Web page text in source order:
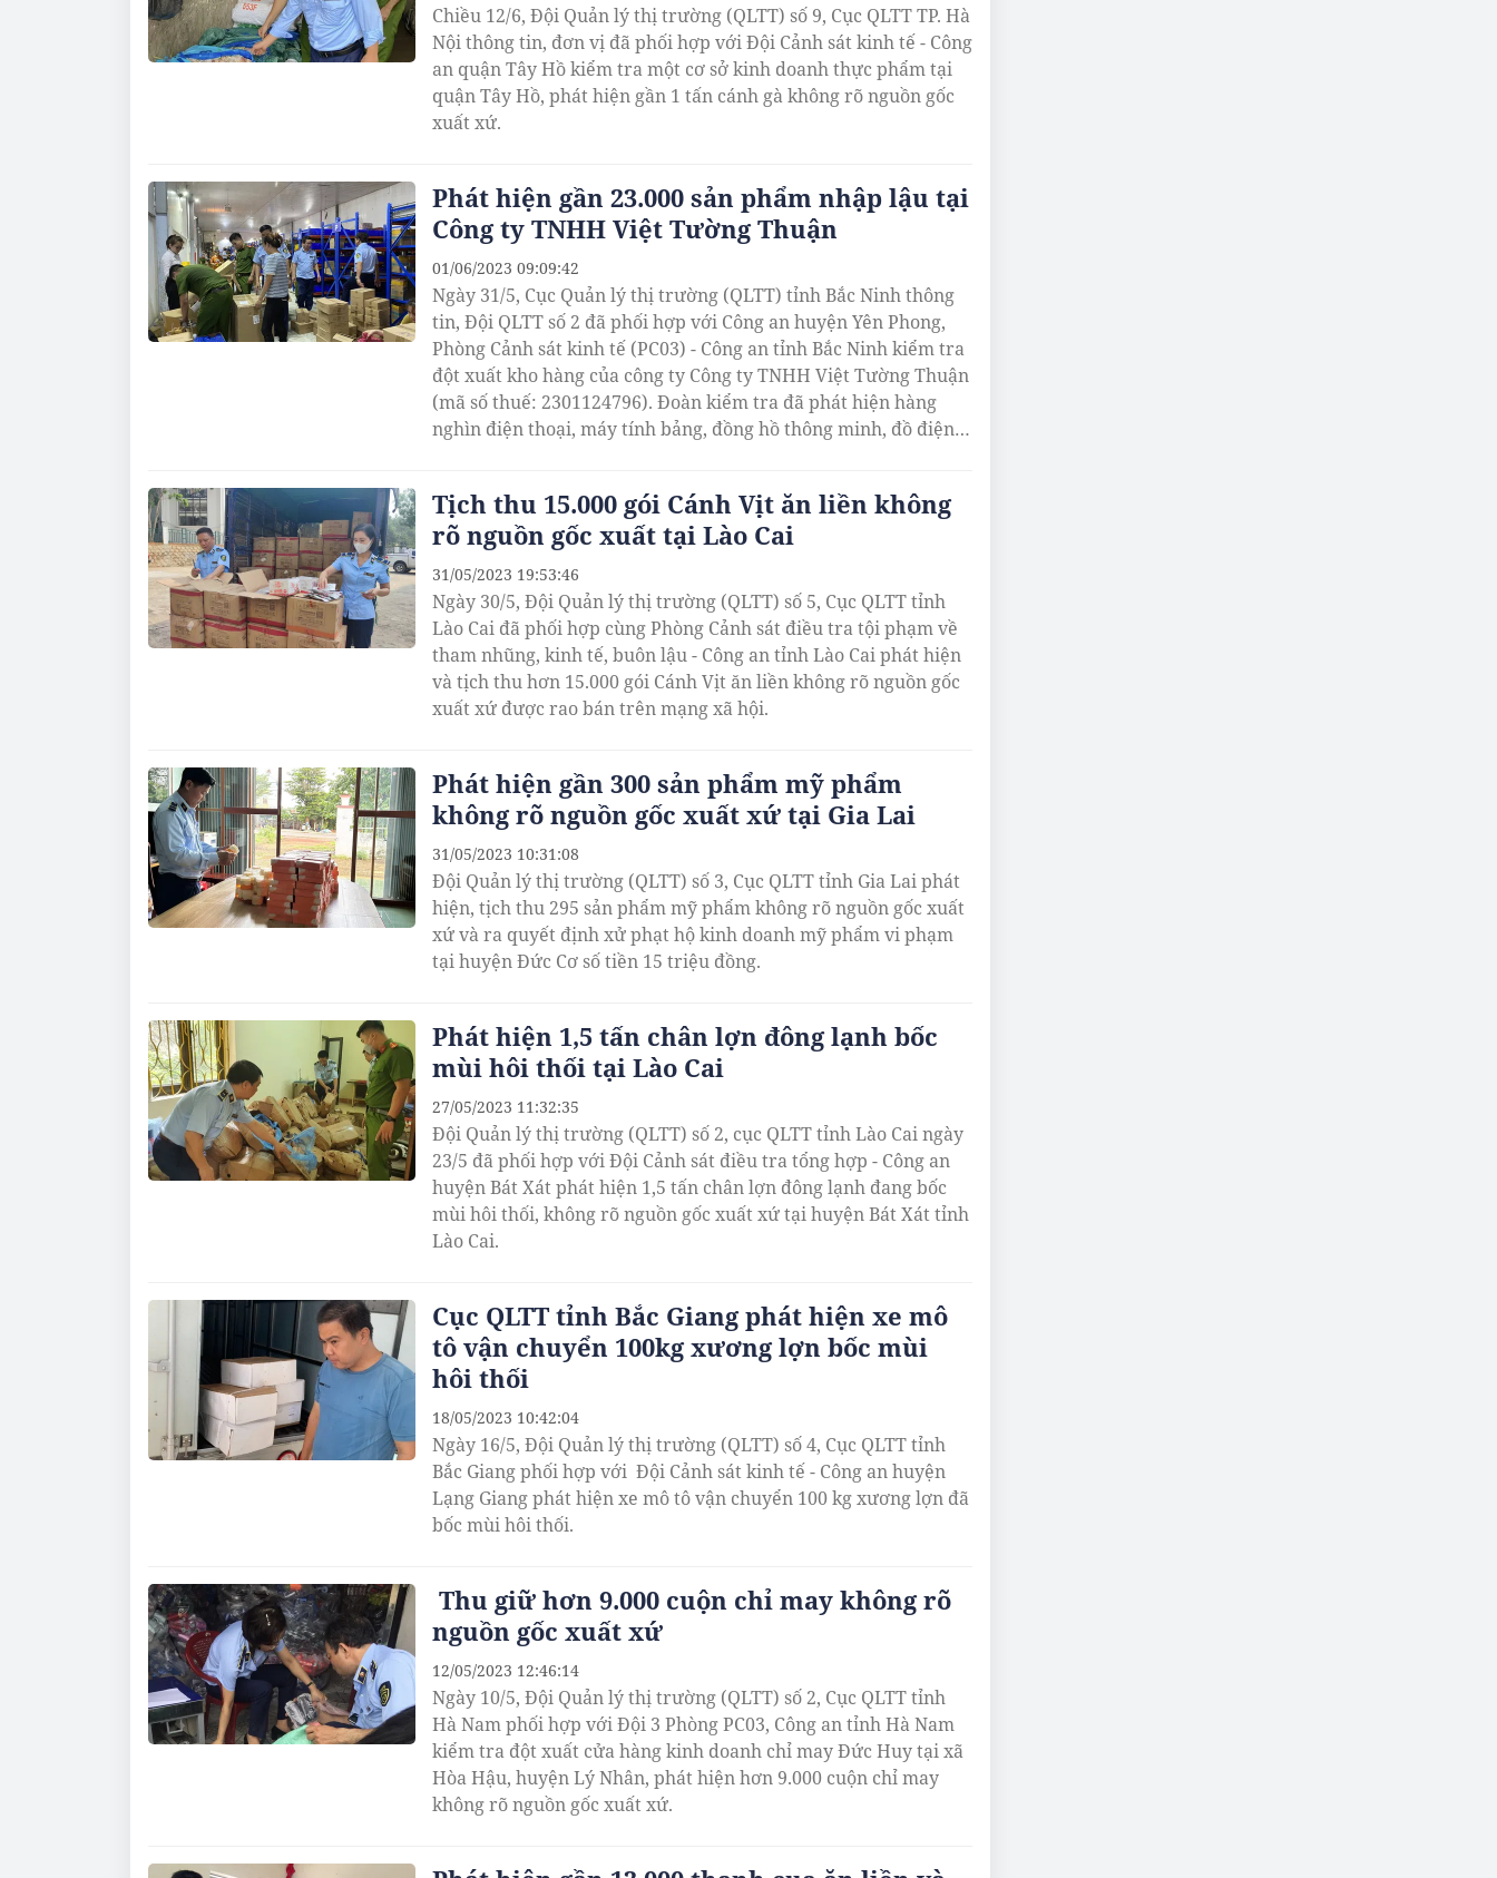
Chiều 12/6, Đội Quản lý thị trường (QLTT) số 9, Cục QLTT TP. Hà
Nội thông tin, đơn vị đã phối hợp với Đội Cảnh sát kinh tế - Công
an quận Tây Hồ kiểm tra một cơ sở kinh doanh thực phẩm tại
quận Tây Hồ, phát hiện gần 1 tấn cánh gà không rõ nguồn gốc
xuất xứ.
Phát hiện gần 23.000 sản phẩm nhập lậu tại
Công ty TNHH Việt Tường Thuận
Ngày 31/5, Cục Quản lý thị trường (QLTT) tỉnh Bắc Ninh thông
tin, Đội QLTT số 2 đã phối hợp với Công an huyện Yên Phong,
Phòng Cảnh sát kinh tế (PC03) - Công an tỉnh Bắc Ninh kiểm tra
đột xuất kho hàng của công ty Công ty TNHH Việt Tường Thuận
(mã số thuế: 2301124796). Đoàn kiểm tra đã phát hiện hàng
nghìn điện thoại, máy tính bảng, đồng hồ thông minh, đồ điện
01/06/2023 09:09:42
Tịch thu 15.000 gói Cánh Vịt ăn liền không
rõ nguồn gốc xuất tại Lào Cai
Ngày 30/5, Đội Quản lý thị trường (QLTT) số 5, Cục QLTT tỉnh
Lào Cai đã phối hợp cùng Phòng Cảnh sát điều tra tội phạm về
tham nhũng, kinh tế, buôn lậu - Công an tỉnh Lào Cai phát hiện
và tịch thu hơn 15.000 gói Cánh Vịt ăn liền không rõ nguồn gốc
xuất xứ được rao bán trên mạng xã hội.
31/05/2023 19:53:46
Phát hiện gần 300 sản phẩm mỹ phẩm
không rõ nguồn gốc xuất xứ tại Gia Lai
Đội Quản lý thị trường (QLTT) số 3, Cục QLTT tỉnh Gia Lai phát
hiện, tịch thu 295 sản phẩm mỹ phẩm không rõ nguồn gốc xuất
xứ và ra quyết định xử phạt hộ kinh doanh mỹ phẩm vi phạm
tại huyện Đức Cơ số tiền 15 triệu đồng.
31/05/2023 10:31:08
Phát hiện 1,5 tấn chân lợn đông lạnh bốc
mùi hôi thối tại Lào Cai
Đội Quản lý thị trường (QLTT) số 2, cục QLTT tỉnh Lào Cai ngày
23/5 đã phối hợp với Đội Cảnh sát điều tra tổng hợp - Công an
huyện Bát Xát phát hiện 1,5 tấn chân lợn đông lạnh đang bốc
mùi hôi thối, không rõ nguồn gốc xuất xứ tại huyện Bát Xát tỉnh
Lào Cai.
27/05/2023 11:32:35
Cục QLTT tỉnh Bắc Giang phát hiện xe mô
tô vận chuyển 100kg xương lợn bốc mùi
hôi thối
Ngày 16/5, Đội Quản lý thị trường (QLTT) số 4, Cục QLTT tỉnh
Bắc Giang phối hợp với Đội Cảnh sát kinh tế - Công an huyện
Lạng Giang phát hiện xe mô tô vận chuyển 100 kg xương lợn đã
bốc mùi hôi thối.
18/05/2023 10:42:04
Thu giữ hơn 9.000 cuộn chỉ may không rõ
nguồn gốc xuất xứ
Ngày 10/5, Đội Quản lý thị trường (QLTT) số 2, Cục QLTT tỉnh
Hà Nam phối hợp với Đội 3 Phòng PC03, Công an tỉnh Hà Nam
kiểm tra đột xuất cửa hàng kinh doanh chỉ may Đức Huy tại xã
Hòa Hậu, huyện Lý Nhân, phát hiện hơn 9.000 cuộn chỉ may
không rõ nguồn gốc xuất xứ.
12/05/2023 12:46:14